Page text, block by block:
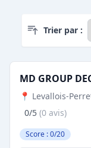
Trier par :
MD GROUP
📍 Levallois-
0/5 (0 avis)
Score : 0/20